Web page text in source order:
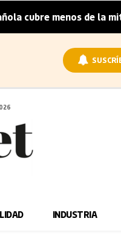
de la mitad del
INDUSTRIA